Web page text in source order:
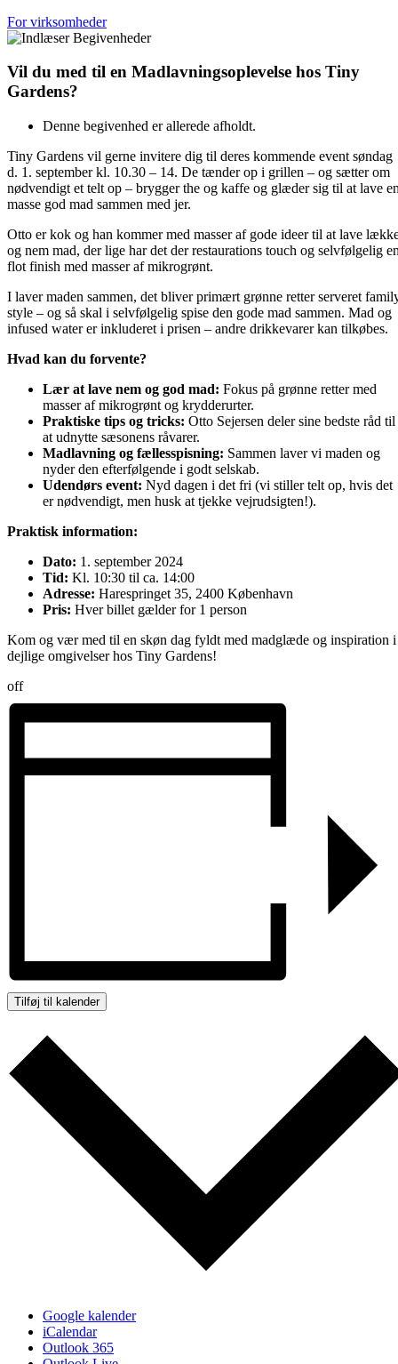
For virksomheder
Vil du med til en Madlavningsoplevelse hos Tiny
Gardens?
Denne begivenhed er allerede afholdt.
Tiny Gardens vil gerne invitere dig til deres kommende event søndag
d. 1. september kl. 10.30 – 14. De tænder op i grillen – og sætter om
nødvendigt et telt op – brygger the og kaffe og glæder sig til at lave
masse god mad sammen med jer.
Otto er kok og han kommer med masser af gode ideer til at lave
og nem mad, der lige har det der restaurations touch og selvfølgelig
flot finish med masser af mikrogrønt.
I laver maden sammen, det bliver primært grønne retter serveret
style – og så skal i selvfølgelig spise den gode mad sammen. Mad og
infused water er inkluderet i prisen – andre drikkevarer kan tilkøbes.
Hvad kan du forvente?
Lær at lave nem og god mad: Fokus på grønne retter med
masser af mikrogrønt og krydderurter.
Praktiske tips og tricks: Otto Sejersen deler sine bedste råd til
at udnytte sæsonens råvarer.
Madlavning og fællesspisning: Sammen laver vi maden og
nyder den efterfølgende i godt selskab.
Udendørs event: Nyd dagen i det fri (vi stiller telt op, hvis det
er nødvendigt, men husk at tjekke vejrudsigten!).
Praktisk information:
Dato: 1. september 2024
Tid: Kl. 10:30 til ca. 14:00
Adresse: Harespringet 35, 2400 København
Pris: Hver billet gælder for 1 person
Kom og vær med til en skøn dag fyldt med madglæde og inspiration i
dejlige omgivelser hos Tiny Gardens!
off
Tilføj til kalender
Google kalender
iCalendar
Outlook 365